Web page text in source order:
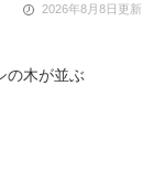
2026年8月8日更新
の木が並ぶ